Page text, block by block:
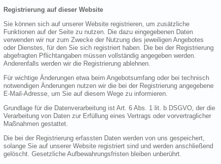
Registrierung auf dieser Website
Sie können sich auf unserer Website registrieren, um zusätzliche
Funktionen auf der Seite zu nutzen. Die dazu eingegebenen Daten
verwenden wir nur zum Zwecke der Nutzung des jeweiligen Angebotes
oder Dienstes, für den Sie sich registriert haben. Die bei der Registrierung
abgefragten Pflichtangaben müssen vollständig angegeben werden.
Anderenfalls werden wir die Registrierung ablehnen.
Für wichtige Änderungen etwa beim Angebotsumfang oder bei technisch
notwendigen Änderungen nutzen wir die bei der Registrierung angegebene
E-Mail-Adresse, um Sie auf diesem Wege zu informieren.
Grundlage für die Datenverarbeitung ist Art. 6 Abs. 1 lit. b DSGVO, der die
Verarbeitung von Daten zur Erfüllung eines Vertrags oder vorvertraglicher
Maßnahmen gestattet.
Die bei der Registrierung erfassten Daten werden von uns gespeichert,
solange Sie auf unserer Website registriert sind und werden anschließend
gelöscht. Gesetzliche Aufbewahrungsfristen bleiben unberührt.